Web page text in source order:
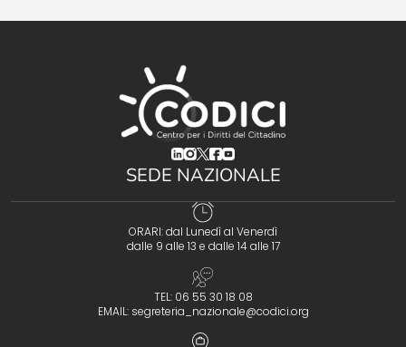
(opens in a new tab)
(opens in a new tab)
(opens in a new tab)
(opens in a new tab)
(opens in a new tab)
SEDE NAZIONALE
ORARI: dal Lunedì al Venerdì
dalle 9 alle 13 e dalle 14 alle 17
TEL: 06 55 30 18 08
EMAIL: segreteria_nazionale@codici.org